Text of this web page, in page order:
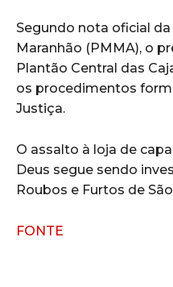
Segundo nota oficial
Maranhão (PMMA), o
Plantão Central das
os procedimentos
Justiça.
O assalto à loja de
Deus segue sendo
Roubos e Furtos de
FONTE